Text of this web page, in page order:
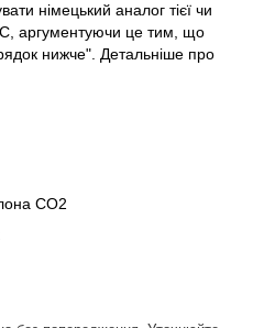
німецький аналог тієї чи
аргументуючи це тим, що
нижче". Детальніше про
CO2